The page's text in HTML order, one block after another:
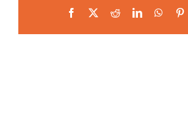
Facebook RedditLinkedIn